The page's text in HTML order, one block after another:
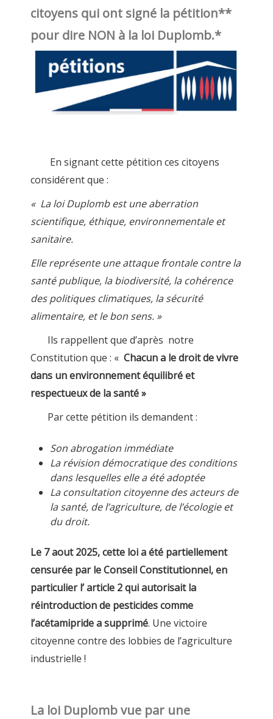
citoyens qui ont signé la pétition**
pour dire NON à la loi Duplomb.*
En signant cette pétition ces citoyens
considérent que :
« La loi Duplomb est une aberration
scientifique, éthique, environnementale et
sanitaire.
Elle représente une attaque frontale contre la
santé publique, la biodiversité, la cohérence
des politiques climatiques, la sécurité
alimentaire, et le bon sens. »
Ils rappellent que d’après notre
Constitution que : « Chacun a le droit de vivre
dans un environnement équilibré et
respectueux de la santé »
Par cette pétition ils demandent :
Son abrogation immédiate
La révision démocratique des conditions
dans lesquelles elle a été adoptée
La consultation citoyenne des acteurs de
la santé, de l’agriculture, de l’écologie et
du droit.
Le 7 aout 2025, cette loi a été partiellement
censurée par le Conseil Constitutionnel, en
particulier l’ article 2 qui autorisait la
réintroduction de pesticides comme
l’acétamipride a supprimé. Une victoire
citoyenne contre des lobbies de l’agriculture
industrielle !
La loi Duplomb vue par une